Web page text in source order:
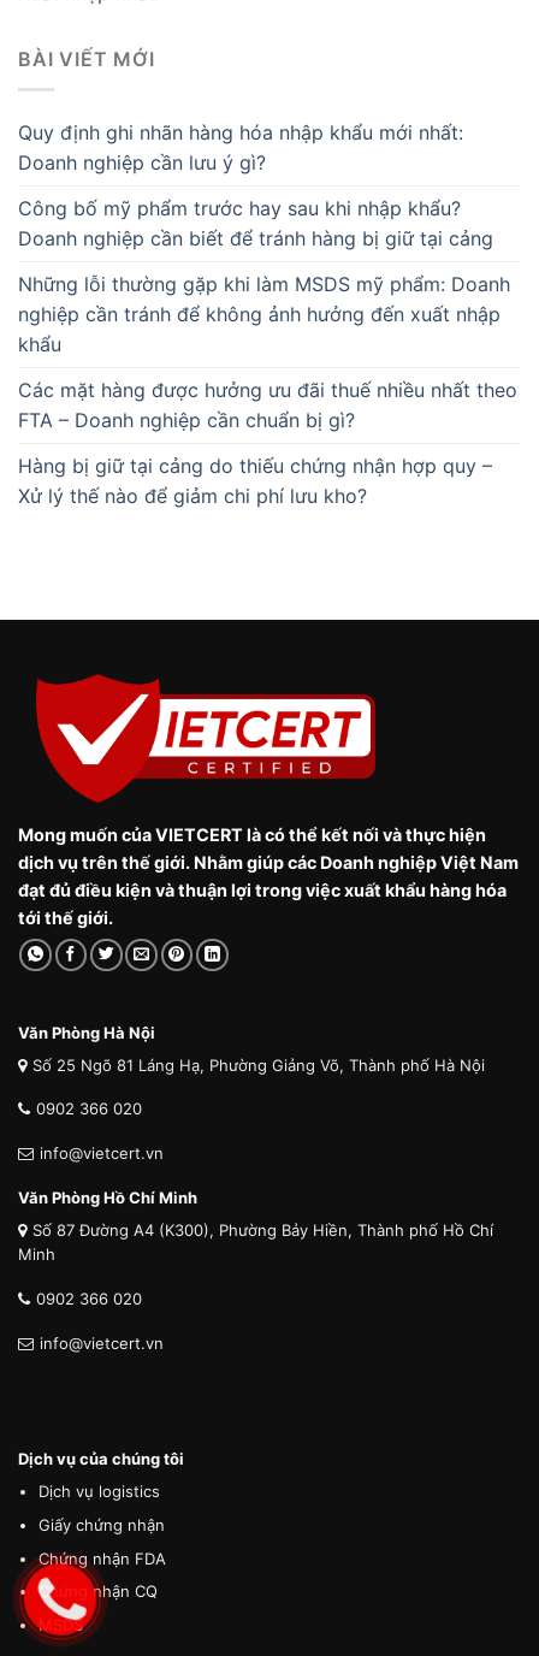
BÀI VIẾT MỚI
Quy định ghi nhãn hàng hóa nhập khẩu mới nhất:
Doanh nghiệp cần lưu ý gì?
Công bố mỹ phẩm trước hay sau khi nhập khẩu?
Doanh nghiệp cần biết để tránh hàng bị giữ tại cảng
Những lỗi thường gặp khi làm MSDS mỹ phẩm: Doanh
nghiệp cần tránh để không ảnh hưởng đến xuất nhập
khẩu
Các mặt hàng được hưởng ưu đãi thuế nhiều nhất theo
FTA – Doanh nghiệp cần chuẩn bị gì?
Hàng bị giữ tại cảng do thiếu chứng nhận hợp quy –
Xử lý thế nào để giảm chi phí lưu kho?
Mong muốn của VIETCERT là có thể kết nối và thực hiện
dịch vụ trên thế giới. Nhằm giúp các Doanh nghiệp Việt Nam
đạt đủ điều kiện và thuận lợi trong việc xuất khẩu hàng hóa
tới thế giới.
Văn Phòng Hà Nội
Số 25 Ngõ 81 Láng Hạ, Phường Giảng Võ, Thành phố Hà Nội
0902 366 020
info@vietcert.vn
Văn Phòng Hồ Chí Minh
Số 87 Đường A4 (K300), Phường Bảy Hiền, Thành phố Hồ Chí
Minh
0902 366 020
info@vietcert.vn
Dịch vụ của chúng tôi
Dịch vụ logistics
Giấy chứng nhận
Chứng nhận FDA
Chứng nhận CQ
MSDS